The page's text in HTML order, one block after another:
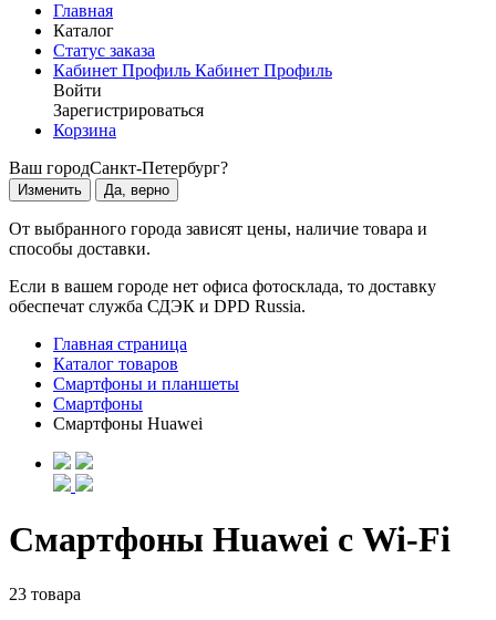
Главная
Каталог
Статус заказа
Кабинет Профиль Кабинет Профиль
Войти
Зарегистрироваться
Корзина
Ваш городСанкт-Петербург?
Изменить Да, верно
От выбранного города зависят цены, наличие товара и
способы доставки.
Если в вашем городе нет офиса фотосклада, то доставку
обеспечат служба СДЭК и DPD Russia.
Главная страница
Каталог товаров
Смартфоны и планшеты
Смартфоны
Смартфоны Huawei
Смартфоны Huawei с Wi-Fi
23 товара